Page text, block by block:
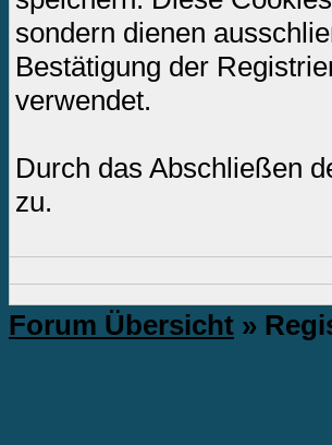
sondern dienen
Bestätigung der
verwendet.
Durch das Abschließen
zu.
Forum Übersicht »